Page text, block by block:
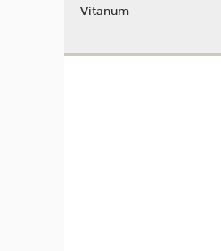
Vitanum